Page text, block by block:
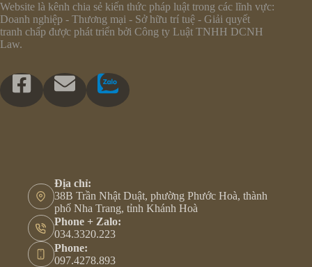
Website là kênh chia sẻ kiến thức pháp luật trong các lĩnh vực:
Doanh nghiệp - Thương mại - Sở hữu trí tuệ - Giải quyết
tranh chấp được phát triển bởi Công ty Luật TNHH DCNH
Law.
Địa chỉ:
38B Trần Nhật Duật, phường Phước Hoà, thành
phố Nha Trang, tỉnh Khánh Hoà
Phone + Zalo:
034.3320.223
Phone:
097.4278.893